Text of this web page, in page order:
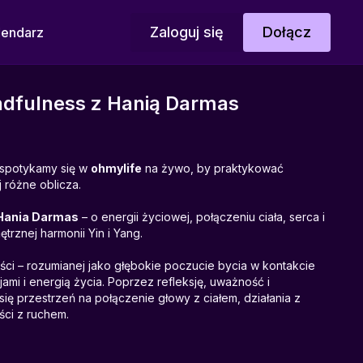
Zaloguj się Dołącz
z Hanią Darmas
spotykamy się w ohmylife na żywo, by praktykować
różne oblicza.
Darmas – o energii życiowej, połączeniu ciała, serca i
harmonii Yin i Yang.
– rozumianej jako głębokie poczucie bycia w kontakcie
i energią życia. Poprzez refleksję, uważność i
przestrzeń na połączenie głowy z ciałem, działania z
z ruchem.
koncepcja Yin i Yang – energii kobiecej i męskiej – oraz ich